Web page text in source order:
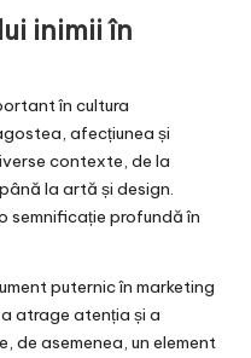
inimii în
în cultura
afecțiunea și
contexte, de la
la artă și design.
semnificație profundă în
puternic în marketing
atrage atenția și a
de asemenea, un element